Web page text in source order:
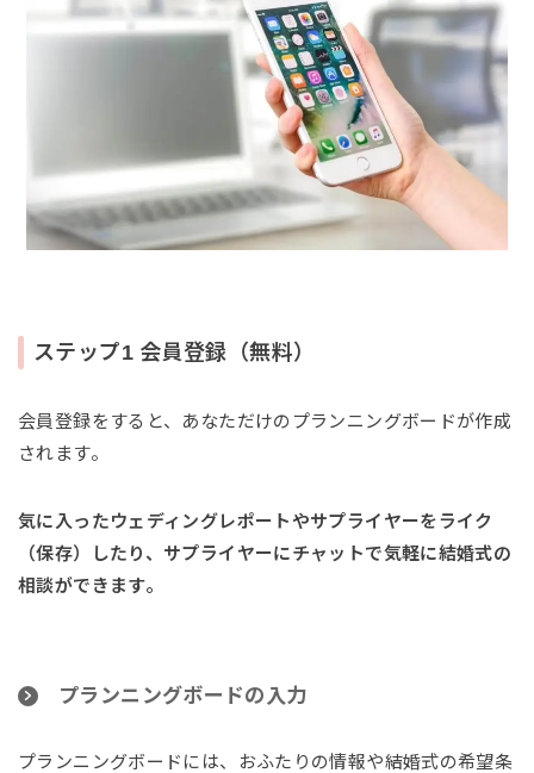
ステップ1 会員登録（無料）
会員登録をすると、あなただけのプランニングボードが作成
されます。
気に入ったウェディングレポートやサプライヤーをライク
（保存）したり、サプライヤーにチャットで気軽に結婚式の
相談ができます。
プランニングボードの入力
プランニングボードには、おふたりの情報や結婚式の希望条